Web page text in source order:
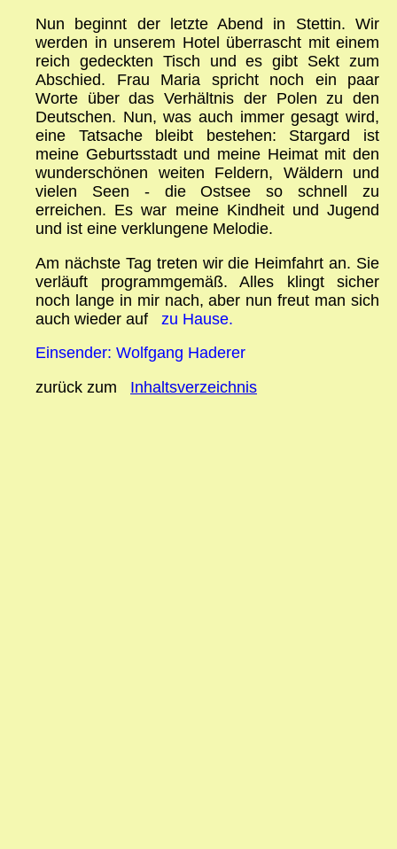
Nun beginnt der letzte Abend in Stettin. Wir
werden in unserem Hotel überrascht mit einem
reich gedeckten Tisch und es gibt Sekt zum
Abschied. Frau Maria spricht noch ein paar
Worte über das Verhältnis der Polen zu den
Deutschen. Nun, was auch immer gesagt wird,
eine Tatsache bleibt bestehen: Stargard ist
meine Geburtsstadt und meine Heimat mit den
wunderschönen weiten Feldern, Wäldern und
vielen Seen - die Ostsee so schnell zu
erreichen. Es war meine Kindheit und Jugend
und ist eine verklungene Melodie.
Am nächste Tag treten wir die Heimfahrt an. Sie
verläuft programmgemäß. Alles klingt sicher
noch lange in mir nach, aber nun freut man sich
auch wieder auf
zu Hause.
Einsender: Wolfgang Haderer
zurück zum
Inhaltsverzeichnis